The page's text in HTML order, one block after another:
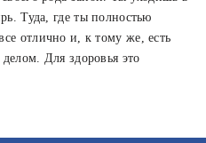
Туда, где ты полностью
отлично и, к тому же, есть
Для здоровья это